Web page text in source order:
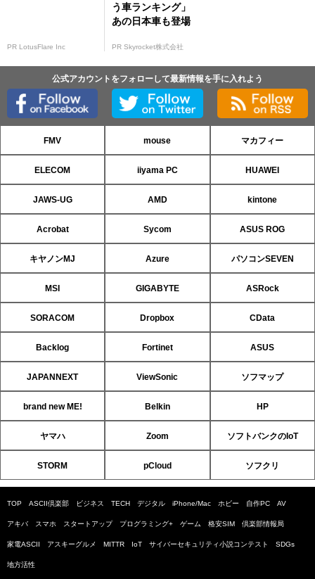
PR LotusFlare Inc
う車ランキング」
あの日本車も登場
PR Skyrocket株式会社
公式アカウントをフォローして最新情報を手に入れよう
FMV mouse マカフィー
ELECOM iiyama PC HUAWEI
JAWS-UG AMD kintone
Acrobat Sycom ASUS ROG
キヤノンMJ Azure パソコンSEVEN
MSI GIGABYTE ASRock
SORACOM Dropbox CData
Backlog Fortinet ASUS
JAPANNEXT ViewSonic ソフマップ
brand new ME! Belkin HP
ヤマハ Zoom ソフトバンクのIoT
STORM pCloud ソフクリ
TOP ASCII倶楽部 ビジネス TECH デジタル iPhone/Mac ホビー 自作PC AV
アキバ スマホ スタートアップ プログラミング+ ゲーム 格安SIM 倶楽部情報局
家電ASCII アスキーグルメ MITTR IoT サイバーセキュリティ小説コンテスト SDGs
地方活性